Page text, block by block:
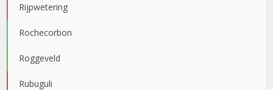
Rijpwetering
Rochecorbon
Roggeveld
Rubuguli